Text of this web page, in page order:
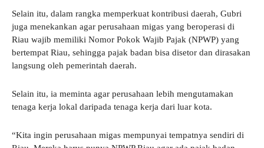
Selain itu, dalam rangka memperkuat kontribusi daerah, Gubri
juga menekankan agar perusahaan migas yang beroperasi di
Riau wajib memiliki Nomor Pokok Wajib Pajak (NPWP) yang
bertempat Riau, sehingga pajak badan bisa disetor dan dirasakan
langsung oleh pemerintah daerah.
Selain itu, ia meminta agar perusahaan lebih mengutamakan
tenaga kerja lokal daripada tenaga kerja dari luar kota.
“Kita ingin perusahaan migas mempunyai tempatnya sendiri di